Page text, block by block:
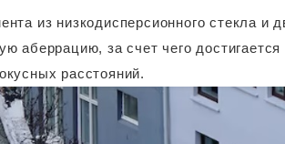
из низкодисперсионного стекла и
аберрацию, за счет чего
расстояний.